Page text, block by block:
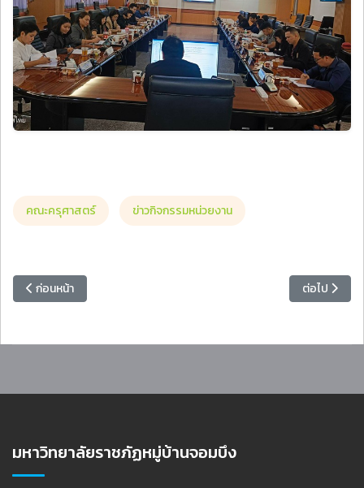
คณะครุศาสตร์ ข่าวกิจกรรมหน่วยงาน
เนื้อหาก่อนหน้า: สาขาวิชาภาษาอังกฤษ คณะครุศาสตร์ จัดกิจกรรมพัฒนา
ก่อนหน้า เนื้อหาถัดไ
ต่อไป
มหาวิทยาลัยราชภัฏหมู่บ้านจอมบึง